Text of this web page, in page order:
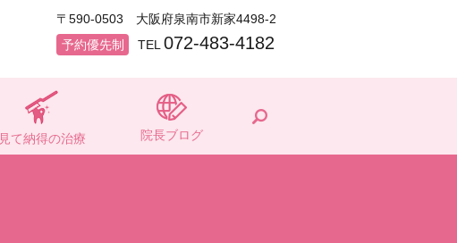
〒590-0503 大阪府泉南市新家4498-2
予約優先制
TEL072-483-4182
見て納得の治療 院長ブログ